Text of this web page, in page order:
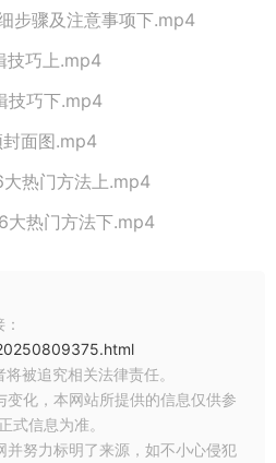
步骤及注意事项下.mp4
技巧上.mp4
技巧下.mp4
面图.mp4
热门方法上.mp4
大热门方法下.mp4
被追究相关法律责任。
化，本网站所提供的信息仅供参
式信息为准。
并努力标明了来源，如不小心侵犯